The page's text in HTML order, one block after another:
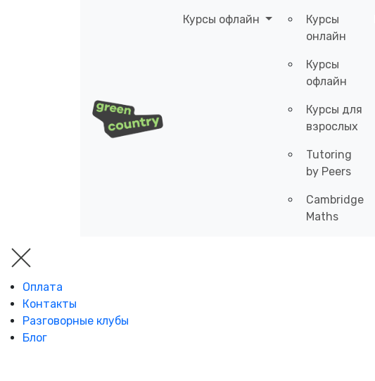
Курсы офлайн
Курсы
онлайн
Курсы
офлайн
Курсы для
взрослых
Tutoring
by Peers
Cambridge
Maths
Оплата
Контакты
Разговорные клубы
Блог